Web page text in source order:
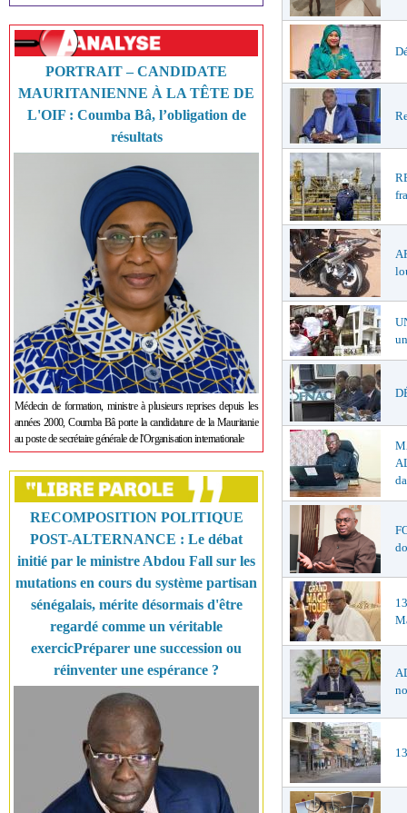
PORTRAIT – CANDIDATE
MAURITANIENNE À LA TÊTE DE
L'OIF : Coumba Bâ, l’obligation de
résultats
Médecin de formation, ministre à plusieurs reprises depuis les
années 2000, Coumba Bâ porte la candidature de la Mauritanie
au poste de secrétaire générale de l'Organisation internationale
RECOMPOSITION POLITIQUE
POST-ALTERNANCE : Le débat
initié par le ministre Abdou Fall sur les
mutations en cours du système partisan
sénégalais, mérite désormais d'être
regardé comme un véritable
exercicPréparer une succession ou
réinventer une espérance ?